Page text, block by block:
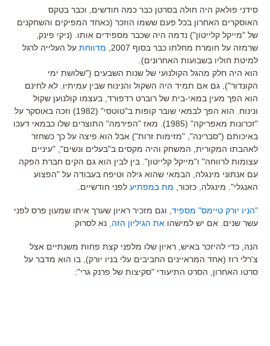
סידני פולאק היה חולה בסרטן כבר כמה חודשים, וכבר בטקס
האוסקרים האחרון בכל פעם ששמו הוזכר (כאחד המפיקים והשחקנים
של "מייקל קלייטון") נדמה היה שכבר מספידים אותו. (ניקי פינק,
שרמזה על חומרת מחלתו כבר בסוף 2007,
מדווחת על העלייה לרגל
למיטת חוליו בשבועות האחרונים).
הוא היה חלק מהגל הקולנועי של שנות השבעים ("שלושת ימי
הקונדור"), גם אם תמיד היה השקול והנינוח שבין עמיתיו. לא לחינם
הוא הפך מעין במאי-בית של רוברט רדפורד, בעצמו קולנוען שקול
ונינוח. הוא הפך לבמאי שובר קופות ב"טוטסי" (1982) וזכה באוסקר על
"זכרונות מאפריקה" (1985). מאז "הפירמה" התוצרים שלו כבמאי דעכו
באיכותם ("סברינה", "מזימות זרות") אבל הוא פיצה על כך כשחזר
לאהבתו המקורית, המשחק והיה מקסים ב"בעלים ונשים", "עיניים
עצומות לרווחה" ו"מייקל קלייטון". בין לבין הוא גם הקים חברת הפקה
עם אנתוני מינגלה, הבמאי שהוא גילה וטיפח בעבודה על "הפצוע
האנגלי". מינגלה, כזכור, מת במפתיע לפני חודשיים.
"הניו יורק טיימס" מספיד , וגם מזכיר ראיון שערך איתו שמעון פרס לפני
עשר שנים. אם יש למישהו את הגיליון הזה, נא לסרוק.
הנה, כדי להיזכר באיש, ראיון שלו מלפני קצת פחות משנתיים אצל
צ'רלי רוז (אחד המראיינים החביבים עלי בניו יורק), בו הוא מדבר על
סרטו האחרון, הסרט התיעודי "סקיצות של פרנק גרי":